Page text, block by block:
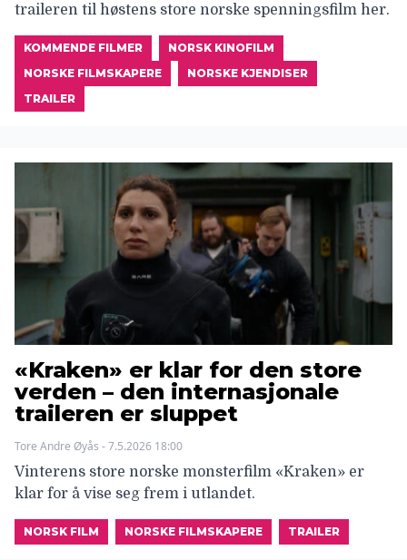
traileren til høstens store norske spenningsfilm her.
KOMMENDE FILMER
NORSK KINOFILM
NORSKE FILMSKAPERE
NORSKE KJENDISER
TRAILER
«Kraken» er klar for den store
verden – den internasjonale
traileren er sluppet
Tore Andre Øyås - 7.5.2026 18:00
Vinterens store norske monsterfilm «Kraken» er
klar for å vise seg frem i utlandet.
NORSK FILM NORSKE FILMSKAPERE TRAILER